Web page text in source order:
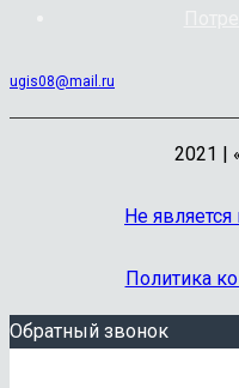
ugis08@mail.ru
2021 |
Не
Политика
Обратный звонок